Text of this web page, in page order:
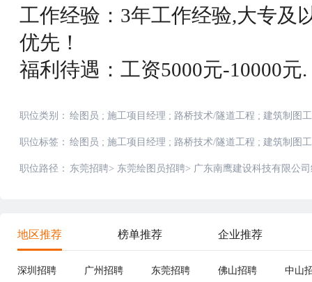
工作经验：3年工作经验,大专及
优先！
福利待遇：工资5000元-10000元.
职位类别： 绘图员 ; 施工项目经理 ; 路桥技术/隧道工程 ; 建筑制图
职位标签： 绘图员 ; 施工项目经理 ; 路桥技术/隧道工程 ; 建筑制图
职位路径： 东莞招聘> 东莞绘图员招聘> 广东南鹰建设科技有限公
地区推荐 榜单推荐 企业推荐
深圳招聘 广州招聘 东莞招聘 佛山招聘 中山